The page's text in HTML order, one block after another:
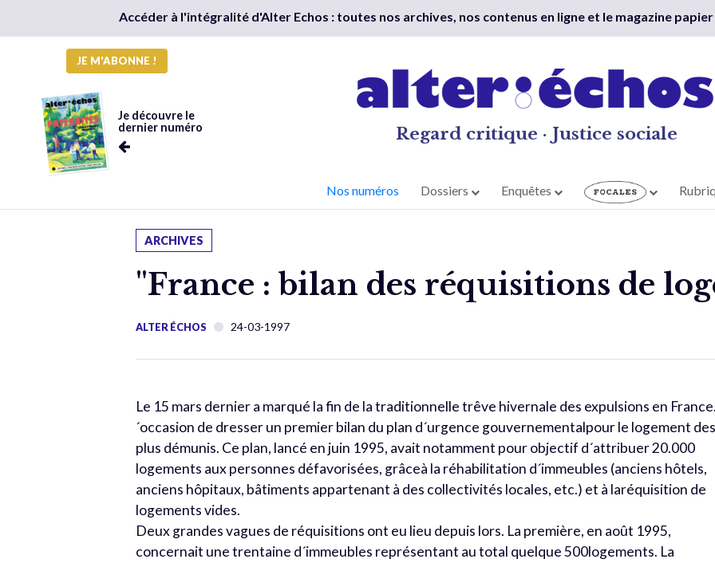
Accéder à l'intégralité d'Alter Echos : toutes nos archives, nos contenus en ligne et le magazine
JE M'ABONNE !
Je découvre le
dernier numéro
Regard critique · Justice sociale
Nos numéros Dossiers Enquêtes
ARCHIVES
"France : bilan des réquisitions de
ALTER ÉCHOS 24-03-1997
Le 15 mars dernier a marqué la fin de la traditionnelle trêve hivernale des expulsions en
´occasion de dresser un premier bilan du plan d´urgence gouvernementalpour le logement
plus démunis. Ce plan, lancé en juin 1995, avait notamment pour objectif d´attribuer 20.000
logements aux personnes défavorisées, grâceà la réhabilitation d´immeubles (anciens hôtels,
anciens hôpitaux, bâtiments appartenant à des collectivités locales, etc.) et à laréquisition de
logements vides.
Deux grandes vagues de réquisitions ont eu lieu depuis lors. La première, en août 1995,
concernait une trentaine d´immeubles représentant au total quelque 500logements. La